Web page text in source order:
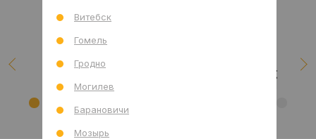
Витебск
Гомель
Гродно
Могилев
Барановичи
Мозырь